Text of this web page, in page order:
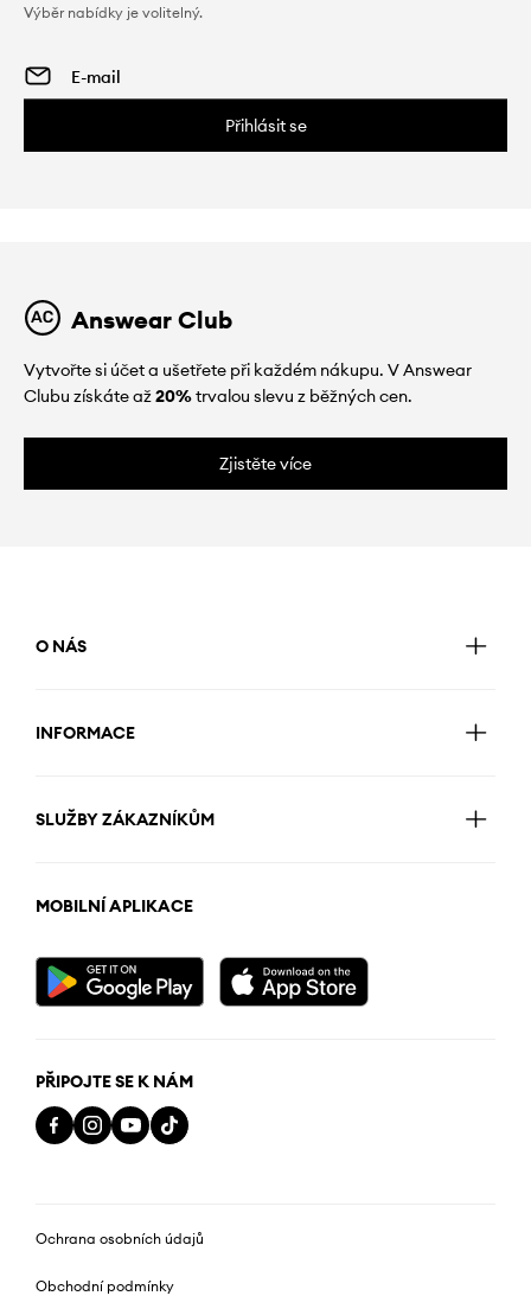
Výběr nabídky je volitelný.
Přihlásit se
Answear Club
Vytvořte si účet a ušetřete při každém nákupu. V Answear
Clubu získáte až20%trvalou slevu z běžných cen.
Zjistěte více
O NÁS
INFORMACE
SLUŽBY ZÁKAZNÍKŮM
MOBILNÍ APLIKACE
PŘIPOJTE SE K NÁM
Ochrana osobních údajů
Obchodní podmínky